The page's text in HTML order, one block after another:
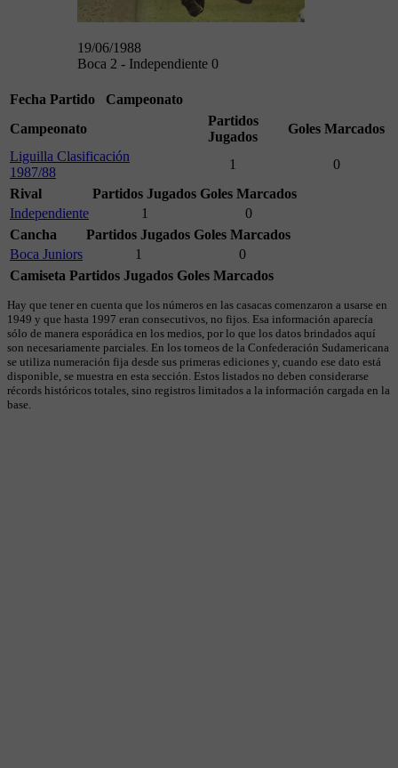
19/06/1988
Boca 2 - Independiente 0
Fecha Partido
Campeonato
Campeonato
Partidos
Jugados
Goles Marcados
Liguilla Clasificación
1987/88
1
0
Rival
Partidos Jugados Goles Marcados
Independiente
1
0
Cancha
Partidos Jugados Goles Marcados
Boca Juniors
1
0
Camiseta Partidos Jugados Goles Marcados
Hay que tener en cuenta que los números en las casacas comenzaron a usarse en
1949 y que hasta 1997 eran consecutivos, no fijos. Esa información aparecía
sólo de manera esporádica en los medios, por lo que los datos brindados aquí
son necesariamente parciales. En los torneos de la Confederación Sudamericana
se utiliza numeración fija desde sus primeras ediciones y, cuando ese dato está
disponible, se muestra en esta sección. Estos listados no deben considerarse
récords históricos totales, sino registros limitados a la información cargada en la
base.